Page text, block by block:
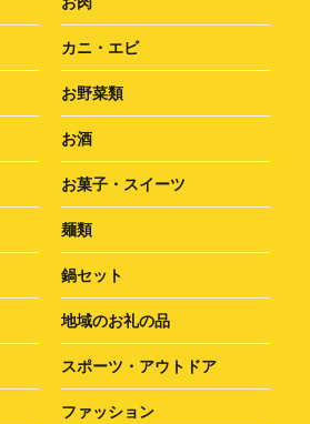
カニ・エビ
お野菜類
お酒
お菓子・スイーツ
麺類
鍋セット
地域のお礼の品
スポーツ・アウトドア
ファッション